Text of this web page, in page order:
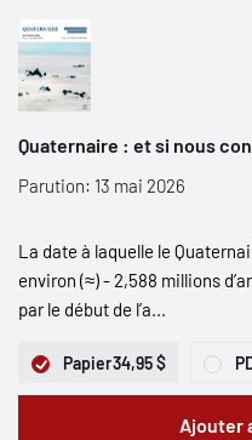
Quaternaire : et si nous
Parution: 13 mai 2026
La date à laquelle le
environ (≈) - 2,588 millions
par le début de l’a...
Papier34,95 $
Ajouter